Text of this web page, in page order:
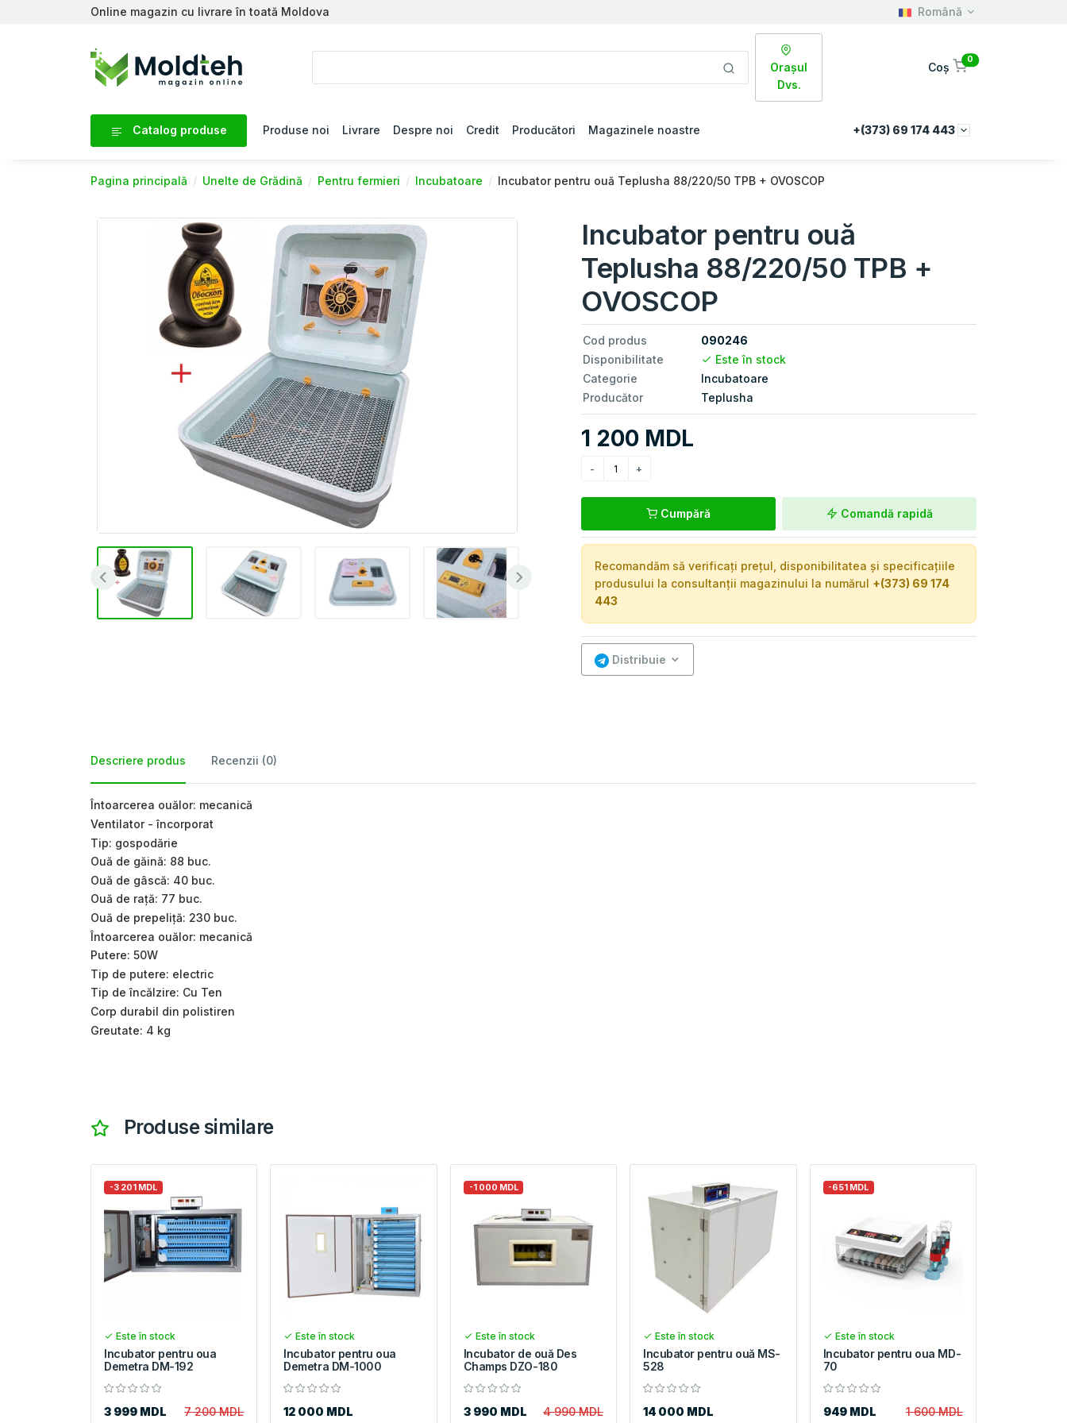
Online magazin cu livrare în toată Moldova Română
Orașul
Dvs.
Coș
0
Catalog produse Produse noi Livrare Despre noi Credit Producători Magazinele noastre +(373) 69 174 443
Pagina principală Unelte de Grădină Pentru fermieri Incubatoare Incubator pentru ouă Teplusha 88/220/50 TPB + OVOSCOP
Incubator pentru ouă
Teplusha 88/220/50 TPB +
OVOSCOP
Cod produs
090246
Disponibilitate
Este în stock
Categorie
Incubatoare
Producător
Teplusha
1 200 MDL
Cumpără Comandă rapidă
Recomandăm să verificați prețul, disponibilitatea și specificațiile
produsului la consultanții magazinului la numărul +(373) 69 174
443
Distribuie
Descriere produs Recenzii (0)
Întoarcerea ouălor: mecanică
Ventilator - încorporat
Tip: gospodărie
Ouă de găină: 88 buc.
Ouă de gâscă: 40 buc.
Ouă de rață: 77 buc.
Ouă de prepeliță: 230 buc.
Întoarcerea ouălor: mecanică
Putere: 50W
Tip de putere: electric
Tip de încălzire: Cu Ten
Corp durabil din polistiren
Greutate: 4 kg
Produse similare
-3 201 MDL
Este în stock
Incubator pentru oua
Demetra DM-192
3 999 MDL 7 200 MDL
Este în stock
Incubator pentru oua
Demetra DM-1000
12 000 MDL
-1 000 MDL
Este în stock
Incubator de ouă Des
Champs DZO-180
3 990 MDL 4 990 MDL
Este în stock
Incubator pentru ouă MS-
528
14 000 MDL
-651 MDL
Este în stock
Incubator pentru oua MD-
70
949 MDL 1 600 MDL